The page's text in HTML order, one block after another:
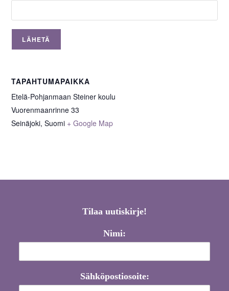
TAPAHTUMAPAIKKA
Etelä-Pohjanmaan Steiner koulu
Vuorenmaanrinne 33
Seinäjoki, Suomi + Google Map
Tilaa uutiskirje!
Nimi:
Sähköpostiosoite: